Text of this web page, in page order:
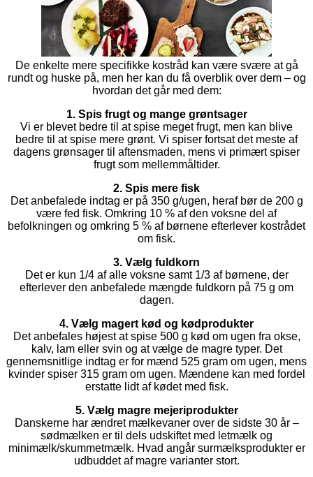
De enkelte mere specifikke kostråd kan være svære at gå
rundt og huske på, men her kan du få overblik over dem – og
hvordan det går med dem:
1. Spis frugt og mange grøntsager
Vi er blevet bedre til at spise meget frugt, men kan blive
bedre til at spise mere grønt. Vi spiser fortsat det meste af
dagens grønsager til aftensmaden, mens vi primært spiser
frugt som mellemmåltider.
2. Spis mere fisk
Det anbefalede indtag er på 350 g/ugen, heraf bør de 200 g
være fed fisk. Omkring 10 % af den voksne del af
befolkningen og omkring 5 % af børnene efterlever kostrådet
om fisk.
3. Vælg fuldkorn
Det er kun 1/4 af alle voksne samt 1/3 af børnene, der
efterlever den anbefalede mængde fuldkorn på 75 g om
dagen.
4. Vælg magert kød og kødprodukter
Det anbefales højest at spise 500 g kød om ugen fra okse,
kalv, lam eller svin og at vælge de magre typer. Det
gennemsnitlige indtag er for mænd 525 gram om ugen, mens
kvinder spiser 315 gram om ugen. Mændene kan med fordel
erstatte lidt af kødet med fisk.
5. Vælg magre mejeriprodukter
Danskerne har ændret mælkevaner over de sidste 30 år –
sødmælken er til dels udskiftet med letmælk og
minimælk/skummetmælk. Hvad angår surmælksprodukter er
udbuddet af magre varianter stort.